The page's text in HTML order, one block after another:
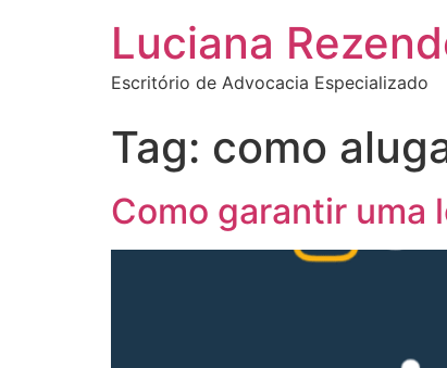
Luciana
Escritório de Advocacia Especializado
Tag: como
Como garantir uma